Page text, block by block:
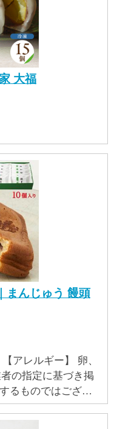
大福
まんじゅう 饅頭
るものではござい
したら事業者まで直